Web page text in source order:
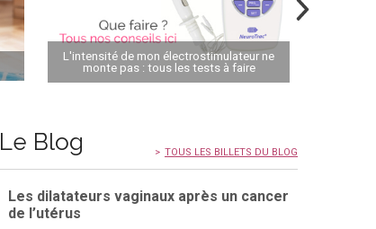
L'intensité de mon électrostimulateur ne
monte pas : tous les tests à faire
Le Blog TOUS LES BILLETS DU BLOG
Les dilatateurs vaginaux après un cancer
de l’utérus